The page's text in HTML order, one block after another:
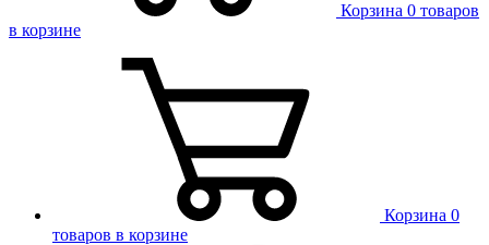
Корзина 0 товаров
в корзине
Корзина 0
товаров в корзине